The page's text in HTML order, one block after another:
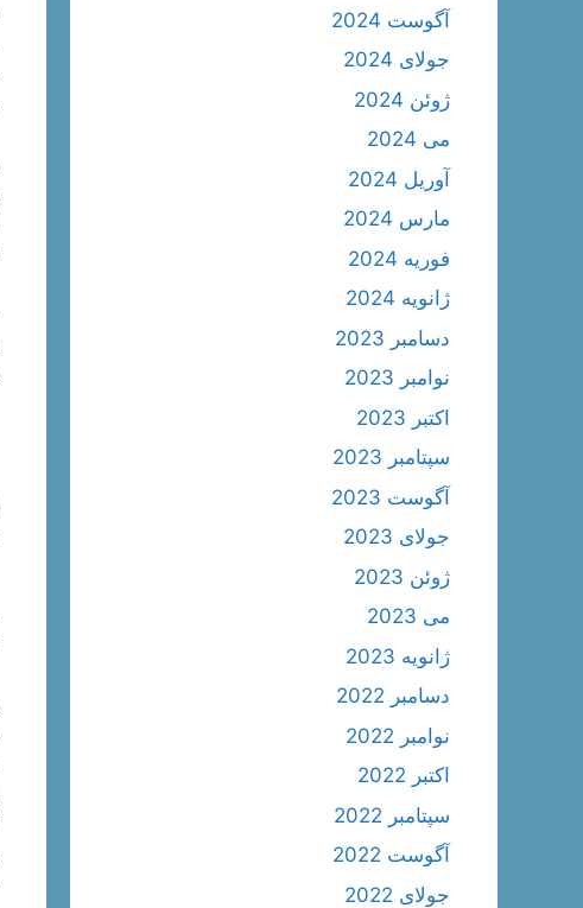
آگوست 2024
جولای 2024
ژوئن 2024
می 2024
آوریل 2024
مارس 2024
فوریه 2024
ژانویه 2024
دسامبر 2023
نوامبر 2023
اکتبر 2023
سپتامبر 2023
آگوست 2023
جولای 2023
ژوئن 2023
می 2023
ژانویه 2023
دسامبر 2022
نوامبر 2022
اکتبر 2022
سپتامبر 2022
آگوست 2022
جولای 2022